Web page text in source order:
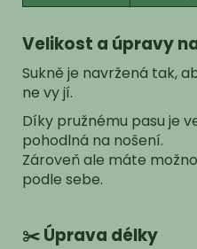
Velikost a úpravy
Sukně je navržená tak,
ne vy jí.
Díky pružnému pasu je
pohodlná na nošení.
Zároveň ale máte
podle sebe.
✂️ Úprava délky